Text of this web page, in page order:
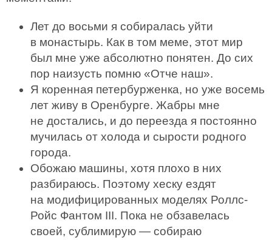
Лет до восьми я собиралась уйти
в монастырь. Как в том меме, этот мир
был мне уже абсолютно понятен. До сих
пор наизусть помню «Отче наш».
Я коренная петербурженка, но уже восемь
лет живу в Оренбурге. Жабры мне
не достались, и до переезда я постоянно
мучилась от холода и сырости родного
города.
Обожаю машины, хотя плохо в них
разбираюсь. Поэтому хеску ездят
на модифицированных моделях Роллс-
Ройс Фантом III. Пока не обзавелась
своей, сублимирую — собираю